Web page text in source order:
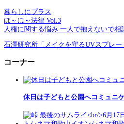
暮らしにプラス
ほ～ほ～法律 Vol.3
人権に関する悩み 一人で抱えないで相
石澤研究所「メイクを守るUVスプレー
コーナー
休日は子どもと公園へコミュニ